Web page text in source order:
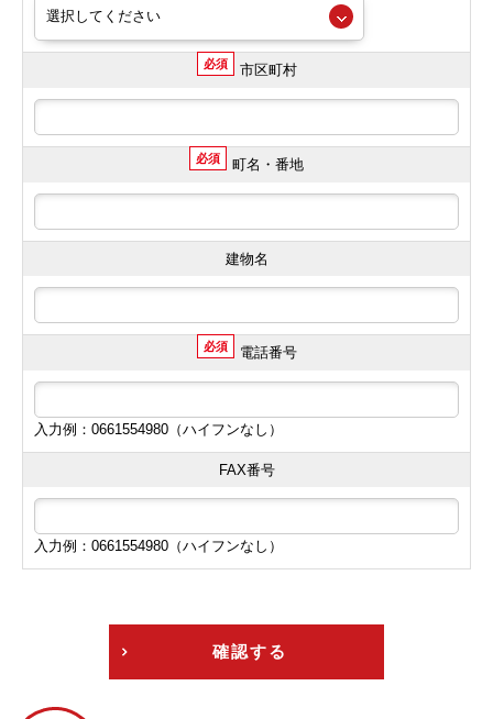
必須 市区町村
必須 町名・番地
建物名
必須 電話番号
入力例：0661554980（ハイフンなし）
FAX番号
入力例：0661554980（ハイフンなし）
確認する